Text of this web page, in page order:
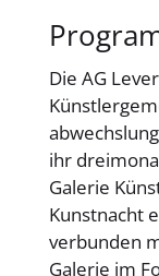
Die AG
ihr
Galerie
Kunstnacht
verbunden
Galerie im